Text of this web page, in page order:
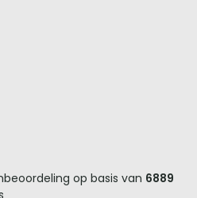
op basis van 6889